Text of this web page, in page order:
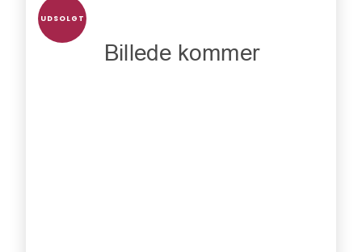
UDSOLGT